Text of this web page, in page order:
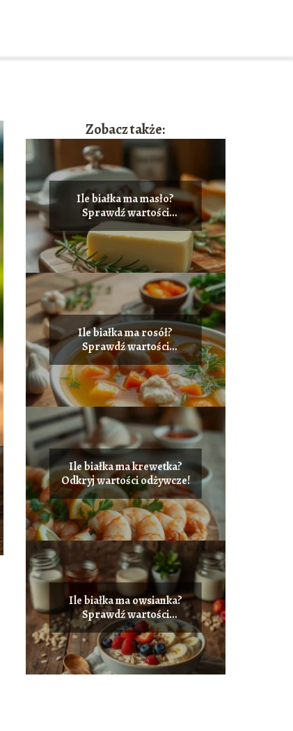
Zobacz także:
Ile białka ma masło?
Sprawdź wartości
odżywcze!
Ile białka ma rosół?
Sprawdź wartości
odżywcze!
Ile białka ma krewetka?
Odkryj wartości odżywcze!
Ile białka ma owsianka?
Sprawdź wartości
odżywcze!